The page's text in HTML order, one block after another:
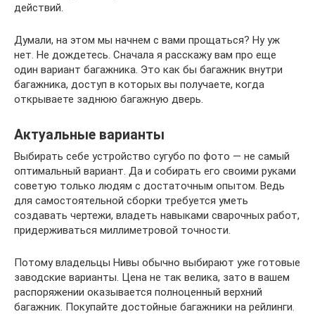
действий.
Думали, на этом мы начнем с вами прощаться? Ну уж
нет. Не дождетесь. Сначала я расскажу вам про еще
один вариант багажника. Это как бы багажник внутри
багажника, доступ в которых вы получаете, когда
открываете заднюю багажную дверь.
Актуальные варианты
Выбирать себе устройство сугубо по фото — не самый
оптимальный вариант. Да и собирать его своими руками
советую только людям с достаточным опытом. Ведь
для самостоятельной сборки требуется уметь
создавать чертежи, владеть навыками сварочных работ,
придерживаться миллиметровой точности.
Потому владельцы Нивы обычно выбирают уже готовые
заводские варианты. Цена не так велика, зато в вашем
распоряжении оказывается полноценный верхний
багажник. Покупайте достойные багажники на рейлинги.